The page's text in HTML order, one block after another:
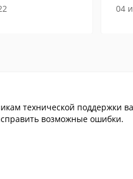
04
технической поддержки
возможные ошибки.